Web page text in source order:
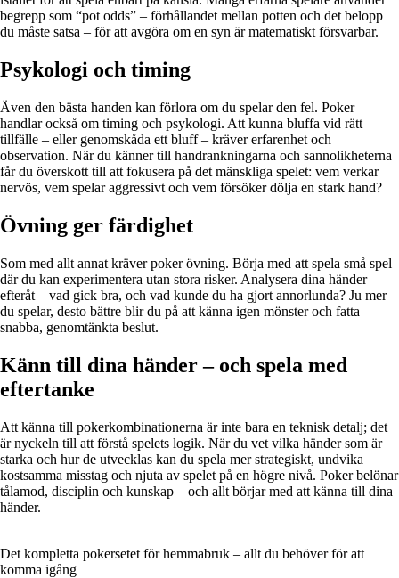
begrepp som “pot odds” – förhållandet mellan potten och det belopp
du måste satsa – för att avgöra om en syn är matematiskt försvarbar.
Psykologi och timing
Även den bästa handen kan förlora om du spelar den fel. Poker
handlar också om timing och psykologi. Att kunna bluffa vid rätt
tillfälle – eller genomskåda ett bluff – kräver erfarenhet och
observation. När du känner till handrankningarna och sannolikheterna
får du överskott till att fokusera på det mänskliga spelet: vem verkar
nervös, vem spelar aggressivt och vem försöker dölja en stark hand?
Övning ger färdighet
Som med allt annat kräver poker övning. Börja med att spela små spel
där du kan experimentera utan stora risker. Analysera dina händer
efteråt – vad gick bra, och vad kunde du ha gjort annorlunda? Ju mer
du spelar, desto bättre blir du på att känna igen mönster och fatta
snabba, genomtänkta beslut.
Känn till dina händer – och spela med
eftertanke
Att känna till pokerkombinationerna är inte bara en teknisk detalj; det
är nyckeln till att förstå spelets logik. När du vet vilka händer som är
starka och hur de utvecklas kan du spela mer strategiskt, undvika
kostsamma misstag och njuta av spelet på en högre nivå. Poker belönar
tålamod, disciplin och kunskap – och allt börjar med att känna till dina
händer.
Det kompletta pokersetet för hemmabruk – allt du behöver för att
komma igång